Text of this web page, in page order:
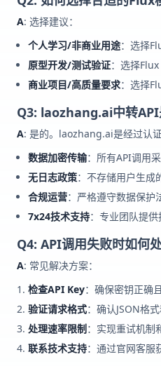
A: 选择建议：
个人学习/非商业用途：选择
原型开发/测试验证：选择Flux
商业项目/高质量要求：选择
Q3: laozhang.ai中转API
A: 是的。laozhang.ai是经过认
数据加密传输：所有API调用
无日志政策：不存储用户生成
合规运营：严格遵守数据保护
7x24技术支持：专业团队提
Q4: API调用失败时如何处
A: 常见解决方案：
检查API Key：确保密钥正确
验证请求格式：确认JSON格
处理速率限制：实现重试机制
联系技术支持：通过官网客服